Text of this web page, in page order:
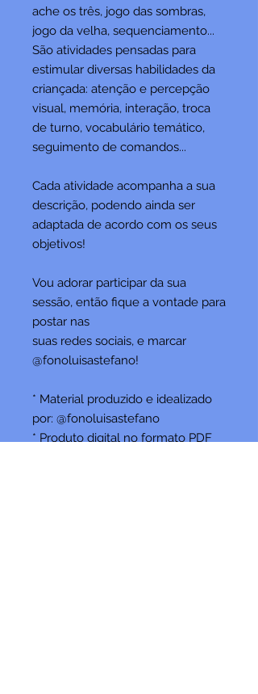
ache os três, jogo das sombras,
jogo da velha, sequenciamento...
São atividades pensadas para
estimular diversas habilidades da
criançada: atenção e percepção
visual, memória, interação, troca
de turno, vocabulário temático,
seguimento de comandos...
Cada atividade acompanha a sua
descrição, podendo ainda ser
adaptada de acordo com os seus
objetivos!
Vou adorar participar da sua
sessão, então fique a vontade para
postar nas
suas redes sociais, e marcar
@fonoluisastefano!
* Material produzido e idealizado
por: @fonoluisastefano
* Produto digital no formato PDF